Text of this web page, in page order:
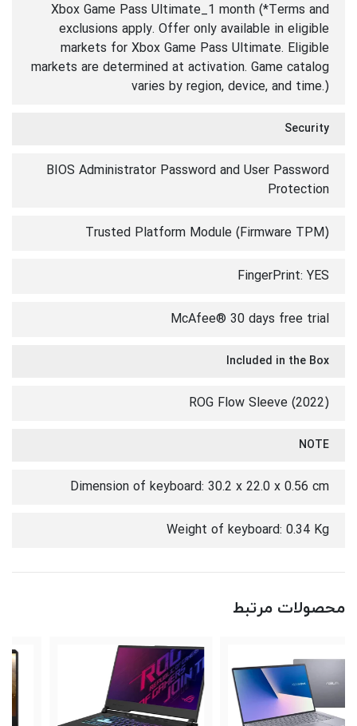
Xbox Game Pass Ultimate_1 month (*Terms and
exclusions apply. Offer only available in eligible
markets for Xbox Game Pass Ultimate. Eligible
markets are determined at activation. Game catalog
varies by region, device, and time.)
Security
BIOS Administrator Password and User Password
Protection
Trusted Platform Module (Firmware TPM)
FingerPrint: YES
McAfee® 30 days free trial
Included in the Box
ROG Flow Sleeve (2022)
NOTE
Dimension of keyboard: 30.2 x 22.0 x 0.56 cm
Weight of keyboard: 0.34 Kg
محصولات مرتبط